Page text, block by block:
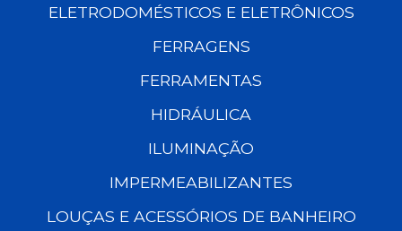
ELETRODOMÉSTICOS E ELETRÔNICOS
FERRAGENS
FERRAMENTAS
HIDRÁULICA
ILUMINAÇÃO
IMPERMEABILIZANTES
LOUÇAS E ACESSÓRIOS DE BANHEIRO